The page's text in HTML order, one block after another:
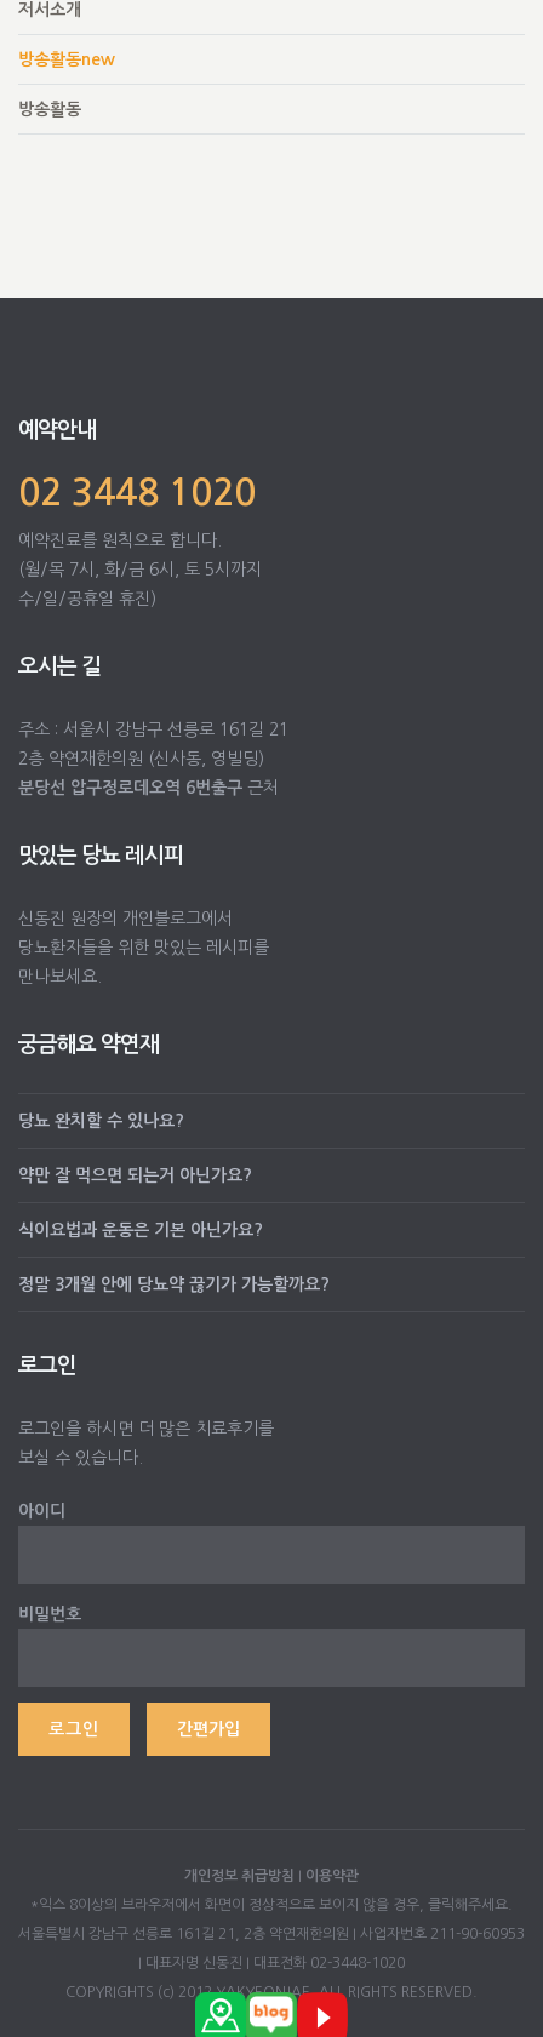
저서소개
방송활동new
방송활동
예약안내
02 3448 1020
예약진료를 원칙으로 합니다.
(월/목 7시, 화/금 6시, 토 5시까지
수/일/공휴일 휴진)
오시는 길
주소 : 서울시 강남구 선릉로 161길 21
2층 약연재한의원 (신사동, 영빌딩)
분당선 압구정로데오역 6번출구 근처
맛있는 당뇨 레시피
신동진 원장의 개인블로그에서
당뇨환자들을 위한 맛있는 레시피를
만나보세요.
궁금해요 약연재
당뇨 완치할 수 있나요?
약만 잘 먹으면 되는거 아닌가요?
식이요법과 운동은 기본 아닌가요?
정말 3개월 안에 당뇨약 끊기가 가능할까요?
로그인
로그인을 하시면 더 많은 치료후기를
보실 수 있습니다.
아이디
비밀번호
간편가입
개인정보 취급방침
이용약관
*익스 8이상의 브라우저에서 화면이 정상적으로 보이지 않을 경우, 클릭해주세요.
서울특별시 강남구 선릉로 161길 21, 2층 약연재한의원 I 사업자번호 211-90-60953
I 대표자명 신동진 I 대표전화 02-3448-1020
COPYRIGHTS (c) 2012 YAKYEONJAE. ALL RIGHTS RESERVED.